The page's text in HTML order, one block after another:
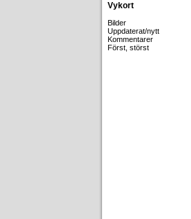
Vykort
Bilder
Uppdaterat/nytt
Kommentarer
Först, störst